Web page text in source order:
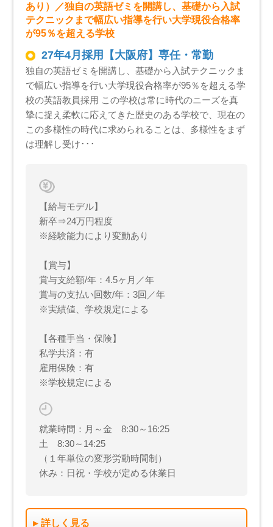
あり）／独自の英語ゼミを開講し、基礎から入試
テクニックまで幅広い指導を行い大学現役合格率
が95％を超える学校
27年4月採用【大阪府】専任・常勤
独自の英語ゼミを開講し、基礎から入試テクニックま
で幅広い指導を行い大学現役合格率が95％を超える学
校の英語教員採用 この学校は常に時代のニーズを真
摯に捉え柔軟に応えてきた歴史のある学校で、現在の
この多様性の時代に求められることは、多様性をまず
は理解し受け･･･
【給与モデル】
新卒⇒24万円程度
※経験能力により変動あり
【賞与】
賞与支給額/年：4.5ヶ月／年
賞与の支払い回数/年：3回／年
※実績値、学校規定による
【各種手当・保険】
私学共済：有
雇用保険：有
※学校規定による
就業時間：月～金 8:30～16:25
土 8:30～14:25
（１年単位の変形労動時間制）
休み：日祝・学校が定める休業日
詳しく見る